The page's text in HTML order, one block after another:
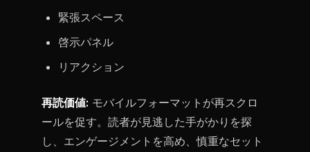
緊張スペース
啓示パネル
リアクション
再読価値: モバイルフォーマットが再スクロ
ールを促す。読者が見逃した手がかりを探
し、エンゲージメントを高め、慎重なセット